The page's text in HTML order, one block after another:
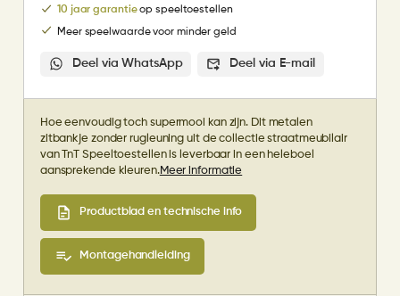
10 jaar garantieop speeltoestellen
Meer speelwaarde voor minder geld
Deel via WhatsApp Deel via E-mail
Hoe eenvoudig toch supermooi kan zijn. Dit metalen
zitbankje zonder rugleuning uit de collectie straatmeubilair
van TnT Speeltoestellen is leverbaar in een heleboel
aansprekende kleuren.Meer informatie
Productblad en technische info
Montagehandleiding